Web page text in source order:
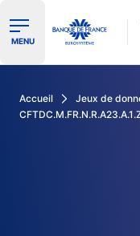
Ouvrir le menu de
MENU
Accueil Jeux de